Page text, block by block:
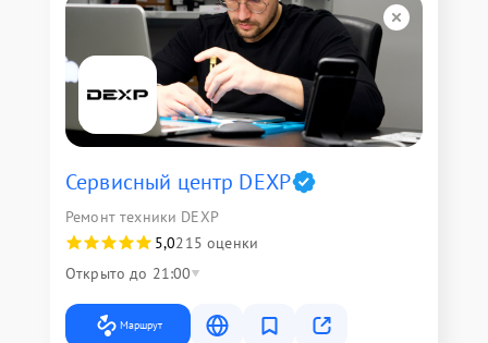
Сервисный центр DEXP
Ремонт техники DEXP
5,0215 оценки
Открыто до 21:00
Маршрут